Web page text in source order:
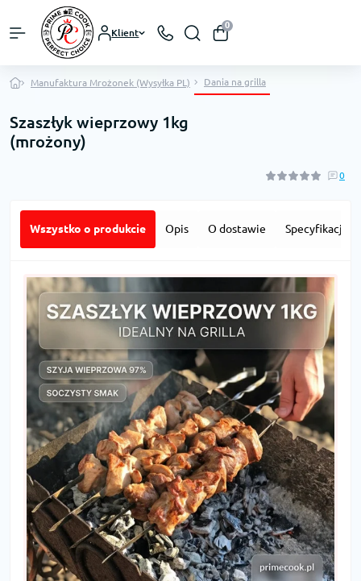
Klient
0
Manufaktura Mrożonek (Wysyłka PL) Dania na grilla
Szaszłyk wieprzowy 1kg
(mrożony)
0
Wszystko o produkcie Opis O dostawie Specyfikacja